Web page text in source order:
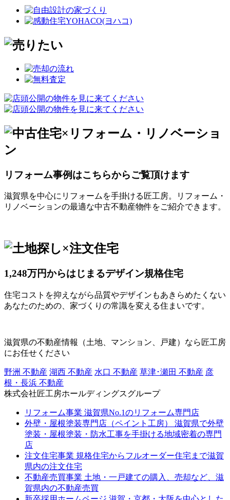
リフォーム事例はこちらからご覧頂けます
滋賀県を中心にリフォームを手掛ける匠工房。リフォーム・
リノベーションの最適な中古不動産物件をご紹介できます。
1,248万円からはじまるデザイン規格住宅
住宅コストを抑えながら品質やデザインもあきらめたくない
あなたのための、家づくりの常識を変える住まいです。
滋賀県の不動産情報（土地、マンション、戸建）なら匠工房
にお任せください
野洲 不動産 湖西 不動産 水口 不動産 草津･瀬田 不動産 彦
根・長浜 不動産
株式会社匠工房ホールディングスグループ
リフォーム事業 滋賀県No.1のリフォーム専門店
外壁・屋根塗装専門店（ペイント工房）
滋賀県で外壁
塗装・屋根塗装・防水工事を手掛ける地域密着の専門
店
注文住宅事業 規格住宅からフルオーダー住宅まで滋賀
県内の注文住宅
不動産売買事業 土地・一戸建ての購入、売却など、滋
賀県内の不動産売買